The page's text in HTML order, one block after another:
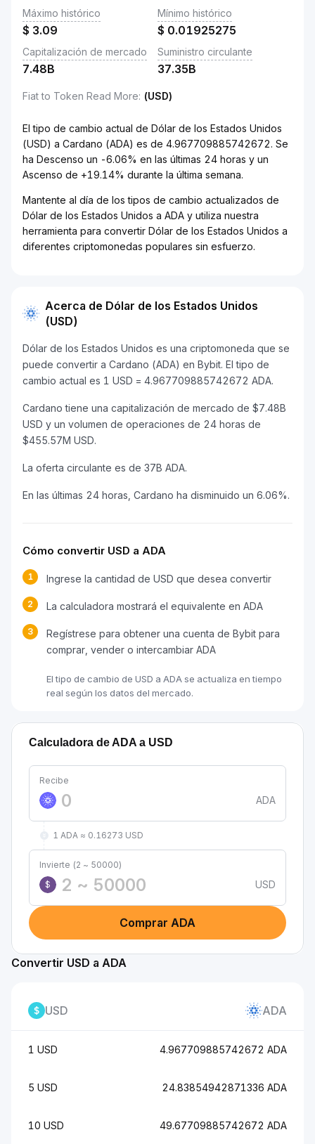
Máximo histórico
$ 3.09
Mínimo histórico
$ 0.01925275
Capitalización de mercado
7.48B
Suministro circulante
37.35B
Fiat to Token Read More: (USD)
El tipo de cambio actual de Dólar de los Estados Unidos
(USD) a Cardano (ADA) es de 4.967709885742672. Se
ha Descenso un -6.06% en las últimas 24 horas y un
Ascenso de +19.14% durante la última semana.
Mantente al día de los tipos de cambio actualizados de
Dólar de los Estados Unidos a ADA y utiliza nuestra
herramienta para convertir Dólar de los Estados Unidos a
diferentes criptomonedas populares sin esfuerzo.
Acerca de Dólar de los Estados Unidos
(USD)
Dólar de los Estados Unidos es una criptomoneda que se
puede convertir a Cardano (ADA) en Bybit. El tipo de
cambio actual es 1 USD = 4.967709885742672 ADA.
Cardano tiene una capitalización de mercado de $7.48B
USD y un volumen de operaciones de 24 horas de
$455.57M USD.
La oferta circulante es de 37B ADA.
En las últimas 24 horas, Cardano ha disminuido un 6.06%.
Cómo convertir USD a ADA
1 Ingrese la cantidad de USD que desea convertir
2 La calculadora mostrará el equivalente en ADA
3
Regístrese para obtener una cuenta de Bybit para
comprar, vender o intercambiar ADA
El tipo de cambio de USD a ADA se actualiza en tiempo
real según los datos del mercado.
Calculadora de ADA a USD
Recibe
ADA
1 ADA ≈ 0.16273 USD
Invierte (2 ~ 50000)
$
USD
Comprar ADA
Convertir USD a ADA
USD ADA
1 USD 4.967709885742672 ADA
5 USD 24.83854942871336 ADA
10 USD 49.67709885742672 ADA